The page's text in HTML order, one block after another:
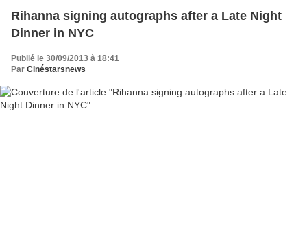
Rihanna signing autographs after a Late Night
Dinner in NYC
Publié le 30/09/2013 à 18:41
Par Cinéstarsnews